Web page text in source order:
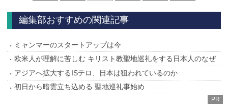
へ
へ
編集部おすすめの関連記事
ミャンマーのスタートアップは今
欧米人が理解に苦しむ キリスト教聖地巡礼をする日本人のなぜ
アジアへ拡大するISテロ、日本は狙われているのか
初日から暗雲立ち込める 聖地巡礼事始め
PR